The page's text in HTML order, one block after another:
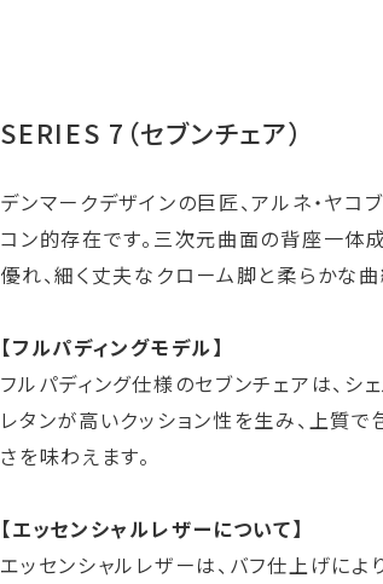
SERIES 7（セブンチェア）
デンマークデザインの巨匠、アルネ・ヤコ
コン的存在です。三次元曲面の背座一体
優れ、細く丈夫なクローム脚と柔らかな曲
【フルパディングモデル】
フルパディング仕様のセブンチェアは、
レタンが高いクッション性を生み、上質
さを味わえます。
【エッセンシャルレザーについて】
エッセンシャルレザーは、バフ仕上げに